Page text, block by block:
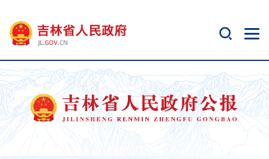
开
无
障
碍
说
明